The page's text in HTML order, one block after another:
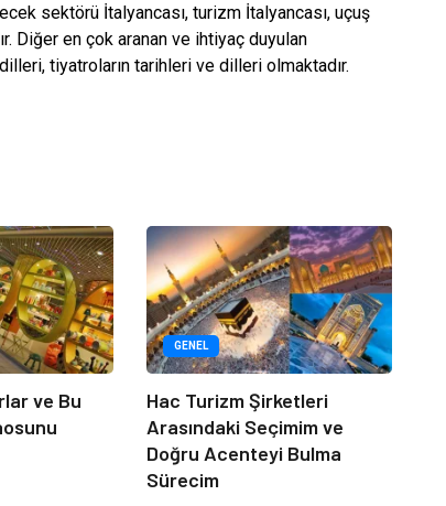
sektörü İtalyancası, turizm İtalyancası, uçuş
Diğer en çok aranan ve ihtiyaç duyulan
tiyatroların tarihleri ve dilleri olmaktadır.
ve Bu
GENEL
Hac Turizm Şirketleri
Arasındaki Seçimim ve
Doğru Acenteyi Bulma
Sürecim